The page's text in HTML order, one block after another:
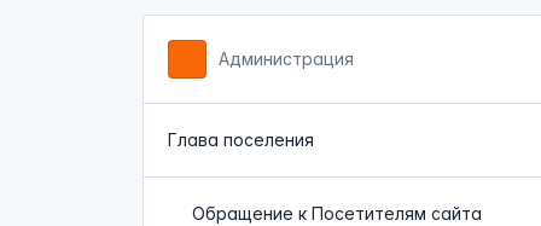
Администрация
Глава поселения
Обращение к Посетителям сайта